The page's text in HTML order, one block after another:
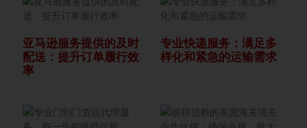
亚马逊服务提供的及时
配送：提升订单履行效
率
专业快递服务：满足多
样化和紧急的运输需求